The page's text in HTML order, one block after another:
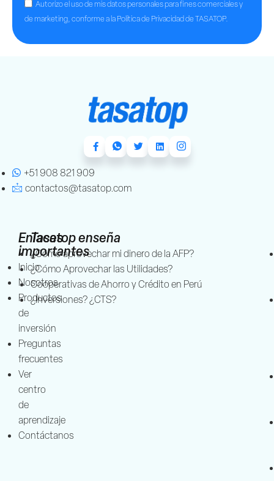
Autorizo el uso de mis datos personales para fines comerciales y
de marketing, conforme a la Política de Privacidad de TASATOP.
+51 908 821 909
contactos@tasatop.com
Enlaces
importantes
Inicio
Nosotros
Productos
de
inversión
Preguntas
frecuentes
Ver
centro
de
aprendizaje
Contáctanos
Tasatop enseña
¿Cómo aprovechar mi dinero de la AFP?
¿Cómo Aprovechar las Utilidades?
Cooperativas de Ahorro y Crédito en Perú
¿Inversiones? ¿CTS?